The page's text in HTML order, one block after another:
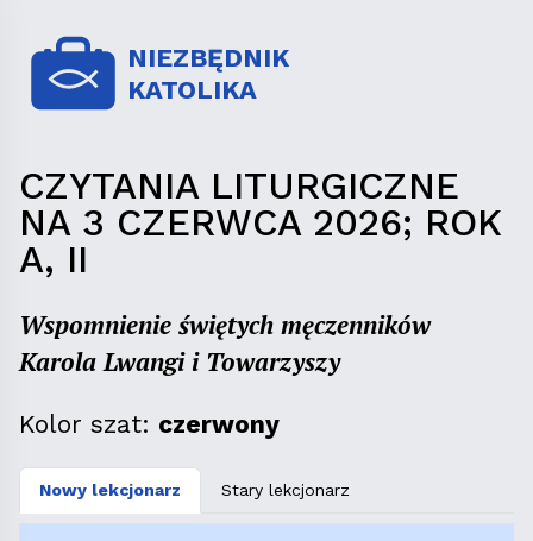
NIEZBĘDNIK
KATOLIKA
CZYTANIA LITURGICZNE
NA 3 CZERWCA 2026; ROK
A, II
Wspomnienie świętych męczenników
Karola Lwangi i Towarzyszy
Kolor szat: czerwony
Nowy lekcjonarz Stary lekcjonarz